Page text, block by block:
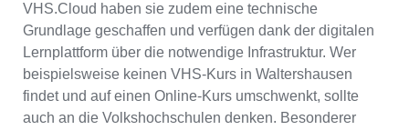
VHS.Cloud haben sie zudem eine technische
Grundlage geschaffen und verfügen dank der digitalen
Lernplattform über die notwendige Infrastruktur. Wer
beispielsweise keinen VHS-Kurs in Waltershausen
findet und auf einen Online-Kurs umschwenkt, sollte
auch an die Volkshochschulen denken. Besonderer